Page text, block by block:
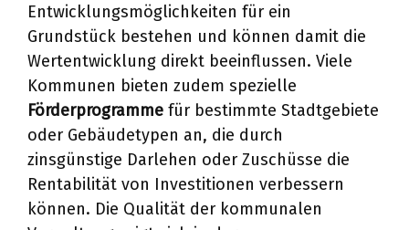
Entwicklungsmöglichkeiten für ein
Grundstück bestehen und können damit die
Wertentwicklung direkt beeinflussen. Viele
Kommunen bieten zudem spezielle
Förderprogramme für bestimmte Stadtgebiete
oder Gebäudetypen an, die durch
zinsgünstige Darlehen oder Zuschüsse die
Rentabilität von Investitionen verbessern
können. Die Qualität der kommunalen